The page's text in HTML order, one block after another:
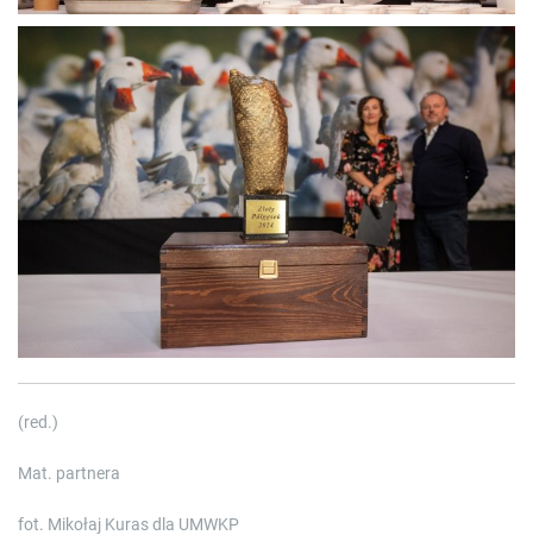
(red.)
Mat. partnera
fot. Mikołaj Kuras dla UMWKP